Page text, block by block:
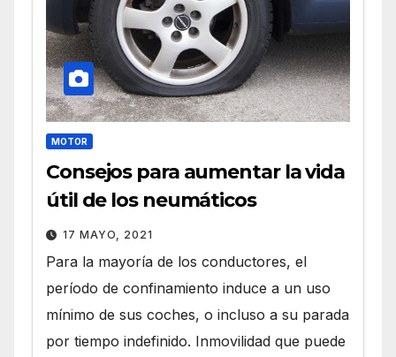
MOTOR
Consejos para aumentar la vida
útil de los neumáticos
17 MAYO, 2021
Para la mayoría de los conductores, el
período de confinamiento induce a un uso
mínimo de sus coches, o incluso a su parada
por tiempo indefinido. Inmovilidad que puede